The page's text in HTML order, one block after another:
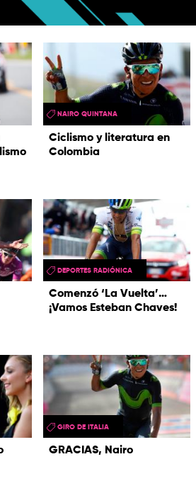
Ciclismo y literatura en
Colombia
NAIRO QUINTANA
Comenzó ‘La Vuelta’…
¡Vamos Esteban Chaves!
DEPORTES RADIÓNICA
GRACIAS, Nairo
GIRO DE ITALIA